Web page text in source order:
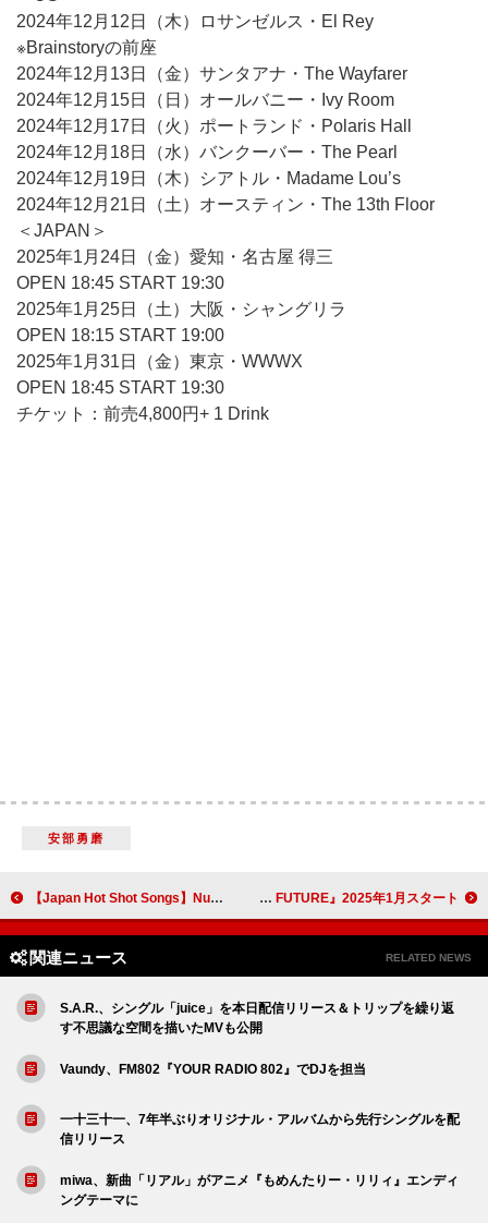
2024年12月12日（木）ロサンゼルス・El Rey
※Brainstoryの前座
2024年12月13日（金）サンタアナ・The Wayfarer
2024年12月15日（日）オールバニー・Ivy Room
2024年12月17日（火）ポートランド・Polaris Hall
2024年12月18日（水）バンクーバー・The Pearl
2024年12月19日（木）シアトル・Madame Lou’s
2024年12月21日（土）オースティン・The 13th Floor
＜JAPAN＞
2025年1月24日（金）愛知・名古屋 得三
OPEN 18:45 START 19:30
2025年1月25日（土）大阪・シャングリラ
OPEN 18:15 START 19:00
2025年1月31日（金）東京・WWWX
OPEN 18:45 START 19:30
チケット：前売4,800円+ 1 Drink
安部勇磨
【Japan Hot Shot Songs】Number_i「HIRAKEGOMA」が首位、中山美穂＆WANDS「世界中の誰よりきっと」も上昇 OP曲はALI／ED曲はBREIMEN、TVアニメ『Dr.STONE SCIENCE FUTURE』2025年1月スタート
関連ニュース RELATED NEWS
S.A.R.、シングル「juice」を本日配信リリース＆トリップを繰り返
す不思議な空間を描いたMVも公開
Vaundy、FM802『YOUR RADIO 802』でDJを担当
一十三十一、7年半ぶりオリジナル・アルバムから先行シングルを配
信リリース
miwa、新曲「リアル」がアニメ『もめんたりー・リリィ』エンディ
ングテーマに